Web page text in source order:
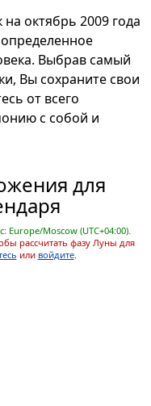
октябрь 2009 года
Выбрав самый
Вы сохраните свои
от всего
с собой и
для
Europe/Moscow (UTC+04:00).
рассчитать фазу Луны для
или войдите.